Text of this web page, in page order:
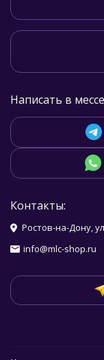
Написать в
Контакты:
Ростов-на-Дону,
info@mlc-shop.ru